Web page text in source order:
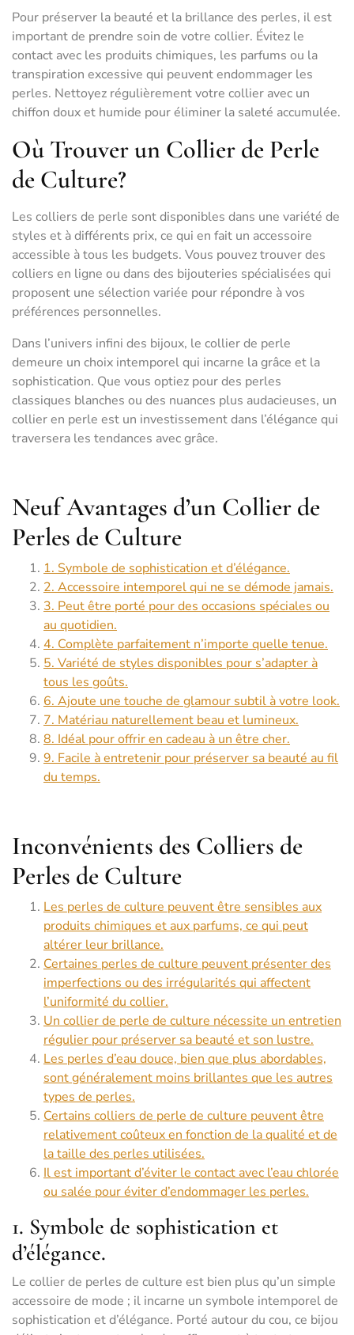
Pour préserver la beauté et la brillance des perles, il est
important de prendre soin de votre collier. Évitez le
contact avec les produits chimiques, les parfums ou la
transpiration excessive qui peuvent endommager les
perles. Nettoyez régulièrement votre collier avec un
chiffon doux et humide pour éliminer la saleté accumulée.
Où Trouver un Collier de Perle
de Culture?
Les colliers de perle sont disponibles dans une variété de
styles et à différents prix, ce qui en fait un accessoire
accessible à tous les budgets. Vous pouvez trouver des
colliers en ligne ou dans des bijouteries spécialisées qui
proposent une sélection variée pour répondre à vos
préférences personnelles.
Dans l’univers infini des bijoux, le collier de perle
demeure un choix intemporel qui incarne la grâce et la
sophistication. Que vous optiez pour des perles
classiques blanches ou des nuances plus audacieuses, un
collier en perle est un investissement dans l’élégance qui
traversera les tendances avec grâce.
Neuf Avantages d’un Collier de
Perles de Culture
1. Symbole de sophistication et d’élégance.
2. Accessoire intemporel qui ne se démode jamais.
3. Peut être porté pour des occasions spéciales ou
au quotidien.
4. Complète parfaitement n’importe quelle tenue.
5. Variété de styles disponibles pour s’adapter à
tous les goûts.
6. Ajoute une touche de glamour subtil à votre look.
7. Matériau naturellement beau et lumineux.
8. Idéal pour offrir en cadeau à un être cher.
9. Facile à entretenir pour préserver sa beauté au fil
du temps.
Inconvénients des Colliers de
Perles de Culture
Les perles de culture peuvent être sensibles aux
produits chimiques et aux parfums, ce qui peut
altérer leur brillance.
Certaines perles de culture peuvent présenter des
imperfections ou des irrégularités qui affectent
l’uniformité du collier.
Un collier de perle de culture nécessite un entretien
régulier pour préserver sa beauté et son lustre.
Les perles d’eau douce, bien que plus abordables,
sont généralement moins brillantes que les autres
types de perles.
Certains colliers de perle de culture peuvent être
relativement coûteux en fonction de la qualité et de
la taille des perles utilisées.
Il est important d’éviter le contact avec l’eau chlorée
ou salée pour éviter d’endommager les perles.
1. Symbole de sophistication et
d’élégance.
Le collier de perles de culture est bien plus qu’un simple
accessoire de mode ; il incarne un symbole intemporel de
sophistication et d’élégance. Porté autour du cou, ce bijou